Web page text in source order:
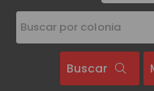
Buscar